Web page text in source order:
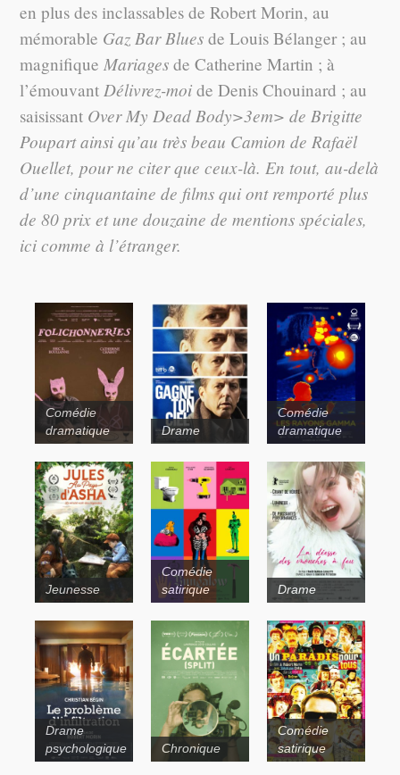
en plus des inclassables de Robert Morin, au
mémorable Gaz Bar Blues de Louis Bélanger ; au
magnifiqueMariages de Catherine Martin ; à
l’émouvantDélivrez-moi de Denis Chouinard ; au
saisissant Over My Dead Body>3em> de Brigitte
Poupart ainsi qu’au très beau Camion de Rafaël
Ouellet, pour ne citer que ceux-là. En tout, au-delà
d’une cinquantaine de films qui ont remporté plus
de 80 prix et une douzaine de mentions spéciales,
ici comme à l’étranger.
Viking
Le plongeur
Comédie
dramatique
Drame
Comédie
dramatique
Jeunesse
Comédie
satirique
Drame
Drame
psychologique
Chronique
Comédie
satirique